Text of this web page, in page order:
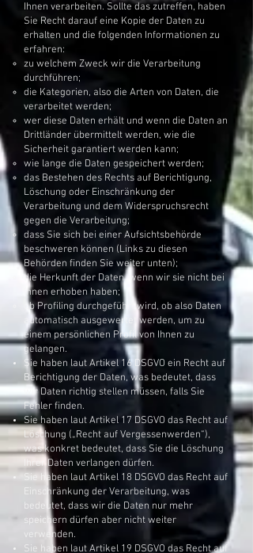
Ihnen verarbeiten. Sollte das zutreffen, haben
Sie Recht darauf eine Kopie der Daten zu
erhalten und die folgenden Informationen zu
erfahren:
zu welchem Zweck wir die Verarbeitung
durchführen;
die Kategorien, also die Arten von Daten, die
verarbeitet werden;
wer diese Daten erhält und wenn die Daten an
Drittländer übermittelt werden, wie die
Sicherheit garantiert werden kann;
wie lange die Daten gespeichert werden;
das Bestehen des Rechts auf Berichtigung,
Löschung oder Einschränkung der
Verarbeitung und dem Widerspruchsrecht
gegen die Verarbeitung;
dass Sie sich bei einer Aufsichtsbehörde
beschweren können (Links zu diesen
Behörden finden Sie weiter unten);
die Herkunft der Daten, wenn wir sie nicht bei
Ihnen erhoben haben;
ob Profiling durchgeführt wird, ob also Daten
automatisch ausgewertet werden, um zu
einem persönlichen Profil von Ihnen zu
gelangen.
Sie haben laut Artikel 16 DSGVO ein Recht auf
Berichtigung der Daten, was bedeutet, dass
wir Daten richtig stellen müssen, falls Sie
Fehler finden.
Sie haben laut Artikel 17 DSGVO das Recht auf
Löschung („Recht auf Vergessenwerden“),
was konkret bedeutet, dass Sie die Löschung
Ihrer Daten verlangen dürfen.
Sie haben laut Artikel 18 DSGVO das Recht auf
Einschränkung der Verarbeitung, was
bedeutet, dass wir die Daten nur mehr
speichern dürfen aber nicht weiter
verwenden.
Sie haben laut Artikel 19 DSGVO das Recht auf